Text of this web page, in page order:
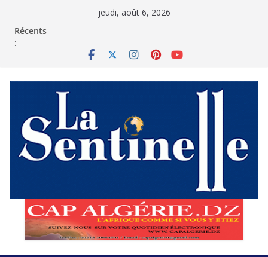
jeudi, août 6, 2026
Récents
: